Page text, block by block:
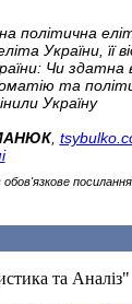
політична
України, її
Чи здатна
та
Україну
,
та Аналіз"